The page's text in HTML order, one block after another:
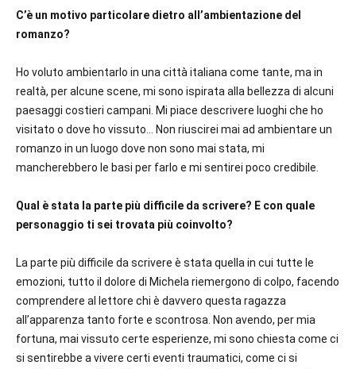
C’è un motivo particolare dietro all’ambientazione del
romanzo?
Ho voluto ambientarlo in una città italiana come tante, ma in
realtà, per alcune scene, mi sono ispirata alla bellezza di alcuni
paesaggi costieri campani. Mi piace descrivere luoghi che ho
visitato o dove ho vissuto… Non riuscirei mai ad ambientare un
romanzo in un luogo dove non sono mai stata, mi
mancherebbero le basi per farlo e mi sentirei poco credibile.
Qual è stata la parte più difficile da scrivere? E con quale
personaggio ti sei trovata più coinvolto?
La parte più difficile da scrivere è stata quella in cui tutte le
emozioni, tutto il dolore di Michela riemergono di colpo, facendo
comprendere al lettore chi è davvero questa ragazza
all’apparenza tanto forte e scontrosa. Non avendo, per mia
fortuna, mai vissuto certe esperienze, mi sono chiesta come ci
si sentirebbe a vivere certi eventi traumatici, come ci si